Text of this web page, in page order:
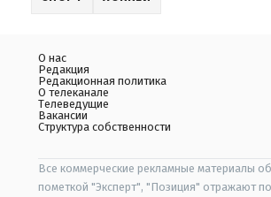
О нас
Редакция
Редакционная политика
О телеканале
Телеведущие
Вакансии
Структура собственности
Все коммерческие рекламные материалы
пометкой "Эксперт", "Позиция" отражают